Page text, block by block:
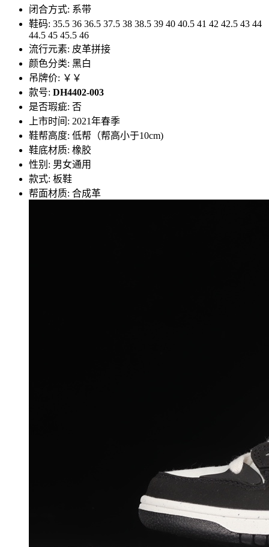
闭合方式: 系带
鞋码: 35.5 36 36.5 37.5 38 38.5 39 40 40.5 41 42 42.5 43 44
44.5 45 45.5 46
流行元素: 皮革拼接
颜色分类: 黑白
吊牌价: ￥￥
款号: DH4402-003
是否瑕疵: 否
上市时间: 2021年春季
鞋帮高度: 低帮（帮高小于10cm)
鞋底材质: 橡胶
性别: 男女通用
款式: 板鞋
帮面材质: 合成革